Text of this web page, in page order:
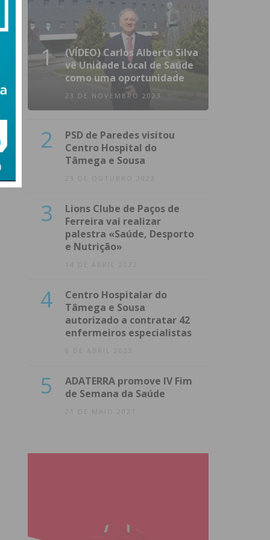
1
(VÍDEO) Carlos Alberto Silva
vê Unidade Local de Saúde
como uma oportunidade
23 DE NOVEMBRO 2023
2
PSD de Paredes visitou
Centro Hospital do
Tâmega e Sousa
23 DE OUTUBRO 2023
3
Lions Clube de Paços de
Ferreira vai realizar
palestra «Saúde, Desporto
e Nutrição»
14 DE ABRIL 2022
4
Centro Hospitalar do
Tâmega e Sousa
autorizado a contratar 42
enfermeiros especialistas
8 DE ABRIL 2022
5
ADATERRA promove IV Fim
de Semana da Saúde
21 DE MAIO 2021